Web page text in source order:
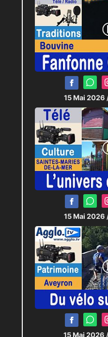
15 Mai 2026
15 Mai 2026
15 Mai 2026